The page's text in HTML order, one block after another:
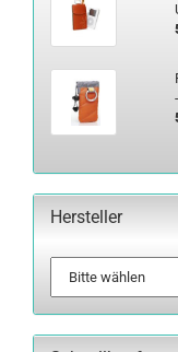
Hersteller